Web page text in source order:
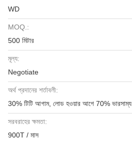
WD
MOQ.:
500 মিটার
মূল্য:
Negotiate
অর্থ প্রদানের শর্তাবলী:
30% টিটি আগাম, লোড হওয়ার আগে 70% ভারসাম্য
সরবরাহের ক্ষমতা:
900T / মাস